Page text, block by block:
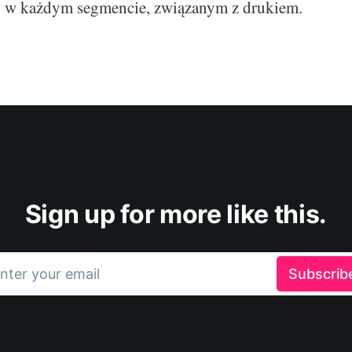
każdym segmencie, związanym z drukiem.
Sign up for more like this.
your email